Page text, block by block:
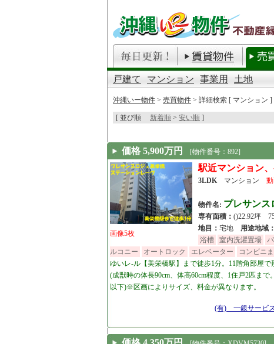
戸建て マンション 事業用 土地
沖縄いー物件 > 売買物件 > 詳細検索 [ マンション ]
[ 並び順 新着順 > 安い順 ]
価格 5,900万円 [物件番号：892]
画像5枚
駅近マンション
3LDK マンション
物件名: プレサンス
専有面積： ()22.92坪
地目： 宅地 用途地域：
浴槽
室内洗濯置場
ルコニー
オートロック エレベーター コンビニ
ゆいレ-ル【美栄橋駅】まで徒歩1分。11階角部屋
(成獣時の体長90cm、体高60cm程度、1住戸2匹ま
以下)※区画によりサイズ、料金が異なります。
(有) 一銀サービ